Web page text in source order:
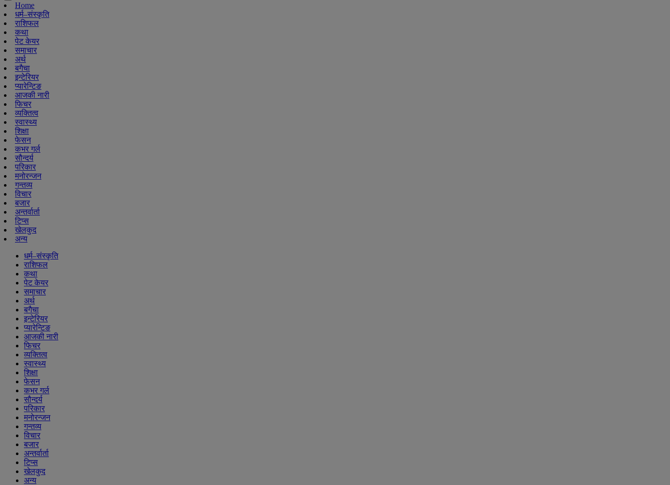
Home
धर्म–संस्कृति
राशिफल
कथा
पेट केयर
समाचार
अर्थ
बगैचा
इन्टेरियर
प्यारेन्टिङ
आजकी नारी
फिचर
व्यक्तित्व
स्वास्थ्य
शिक्षा
फेसन
कभर गर्ल
सौन्दर्य
परिकार
मनोरन्जन
गन्तव्य
विचार
बजार
अन्तर्वार्ता
टिप्स
खेलकुद
अन्य
धर्म–संस्कृति
राशिफल
कथा
पेट केयर
समाचार
अर्थ
बगैचा
इन्टेरियर
प्यारेन्टिङ
आजकी नारी
फिचर
व्यक्तित्व
स्वास्थ्य
शिक्षा
फेसन
कभर गर्ल
सौन्दर्य
परिकार
मनोरन्जन
गन्तव्य
विचार
बजार
अन्तर्वार्ता
टिप्स
खेलकुद
अन्य